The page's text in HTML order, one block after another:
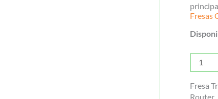
Fresas
Fresa
CNC
Fresa
Router